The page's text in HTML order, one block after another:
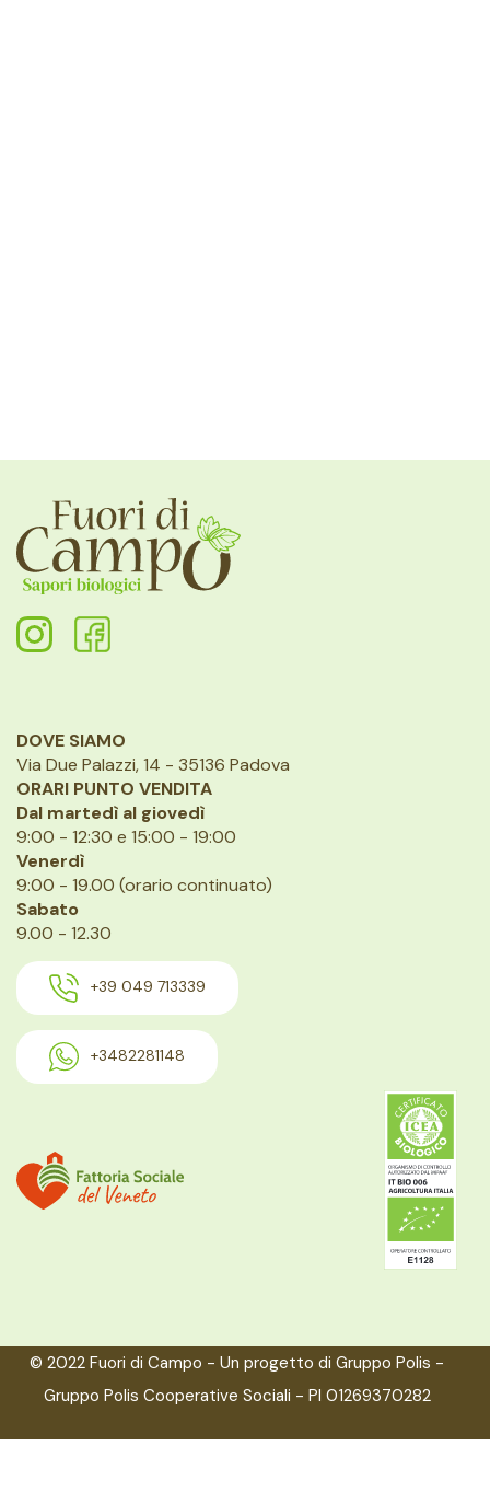
DOVE SIAMO
Via Due Palazzi, 14 - 35136 Padova
ORARI PUNTO VENDITA
Dal martedì al giovedì
9:00 - 12:30 e 15:00 - 19:00
Venerdì
9:00 - 19.00 (orario continuato)
Sabato
9.00 - 12.30
+39 049 713339
+3482281148
© 2022 Fuori di Campo - Un progetto di Gruppo Polis -
Gruppo Polis Cooperative Sociali - PI 01269370282